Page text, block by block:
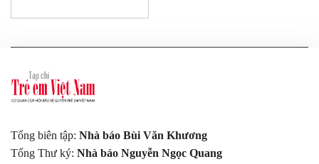
Tổng biên tập: Nhà báo Bùi Văn Khương
Tổng Thư ký: Nhà báo Nguyễn Ngọc Quang